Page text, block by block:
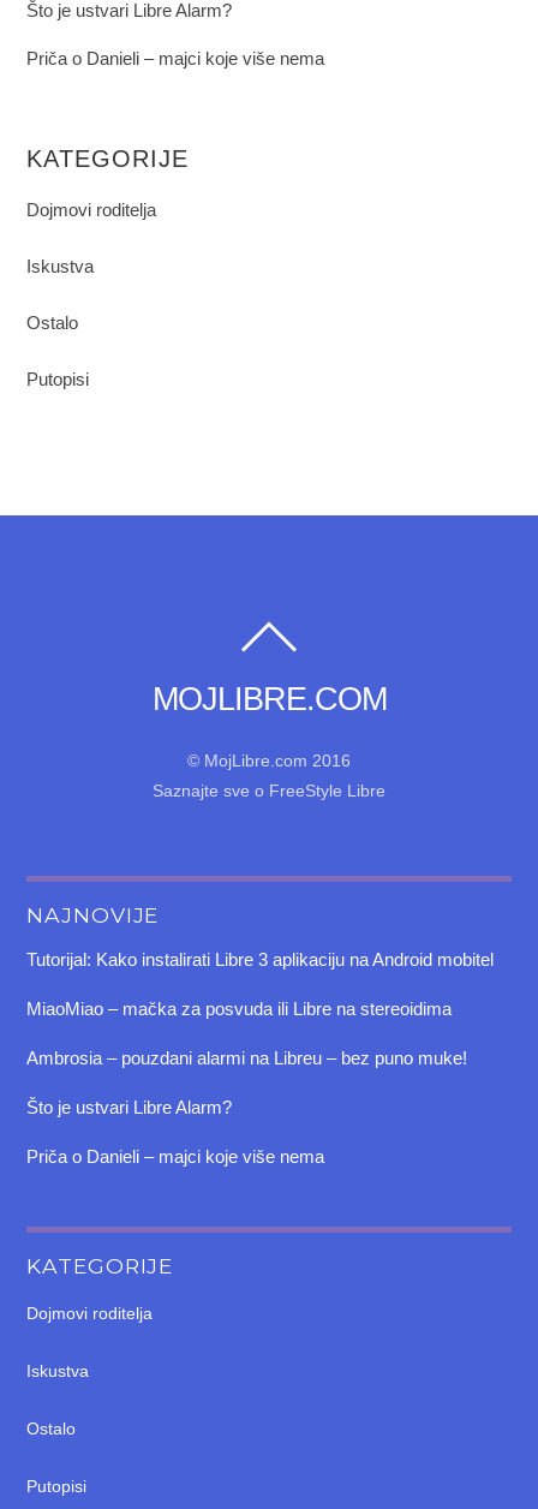
Što je ustvari Libre Alarm?
Priča o Danieli – majci koje više nema
KATEGORIJE
Dojmovi roditelja
Iskustva
Ostalo
Putopisi
MOJLIBRE.COM
© MojLibre.com 2016
Saznajte sve o FreeStyle Libre
NAJNOVIJE
Tutorijal: Kako instalirati Libre 3 aplikaciju na Android mobitel
MiaoMiao – mačka za posvuda ili Libre na stereoidima
Ambrosia – pouzdani alarmi na Libreu – bez puno muke!
Što je ustvari Libre Alarm?
Priča o Danieli – majci koje više nema
KATEGORIJE
Dojmovi roditelja
Iskustva
Ostalo
Putopisi